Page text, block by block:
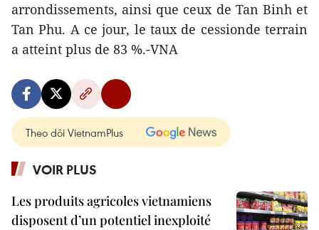
arrondissements, ainsi que ceux de Tan Binh et
Tan Phu. A ce jour, le taux de cessionde terrain
a atteint plus de 83 %.-VNA
Theo dõi VietnamPlus
VOIR PLUS
Les produits agricoles vietnamiens
disposent d’un potentiel inexploité